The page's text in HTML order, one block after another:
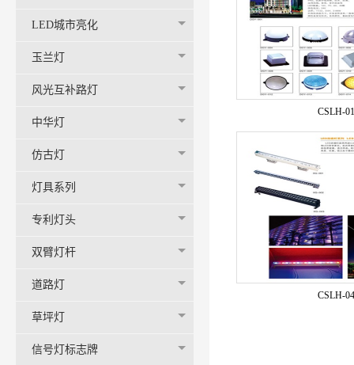
LED城市亮化
玉兰灯
风光互补路灯
中华灯
仿古灯
灯具系列
专利灯头
双臂灯杆
道路灯
草坪灯
信号灯标志牌
CSLH-01
CSLH-04